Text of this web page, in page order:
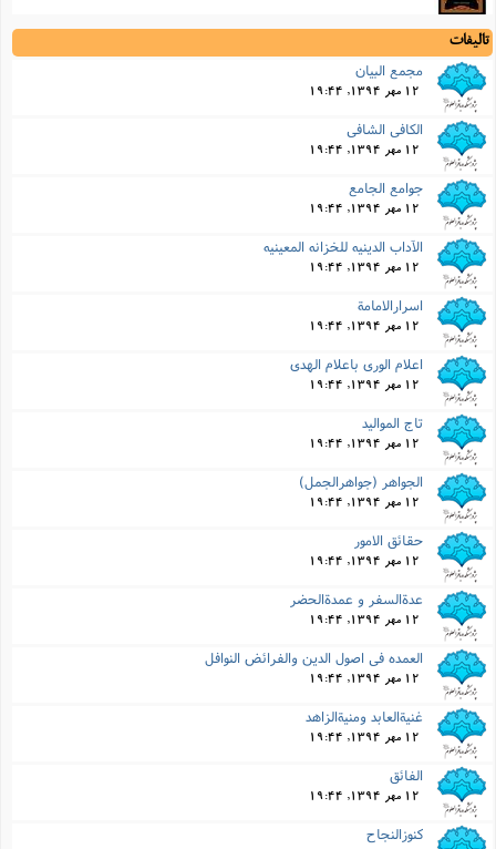
تالیفات
مجمع البیان
12 مهر 1394, 19:44
الکافى الشافى
12 مهر 1394, 19:44
جوامع الجامع
12 مهر 1394, 19:44
الآداب الدینیه للخزانه المعینیه
12 مهر 1394, 19:44
اسرارالامامة
12 مهر 1394, 19:44
اعلام الورى باعلام الهدى
12 مهر 1394, 19:44
تاج الموالید
12 مهر 1394, 19:44
الجواهر (جواهرالجمل)
12 مهر 1394, 19:44
حقائق الامور
12 مهر 1394, 19:44
عدةالسفر و عمدةالحضر
12 مهر 1394, 19:44
العمده فى اصول الدین والفرائض النوافل
12 مهر 1394, 19:44
غنیةالعابد ومنیةالزاهد
12 مهر 1394, 19:44
الفائق
12 مهر 1394, 19:44
کنوزالنجاح